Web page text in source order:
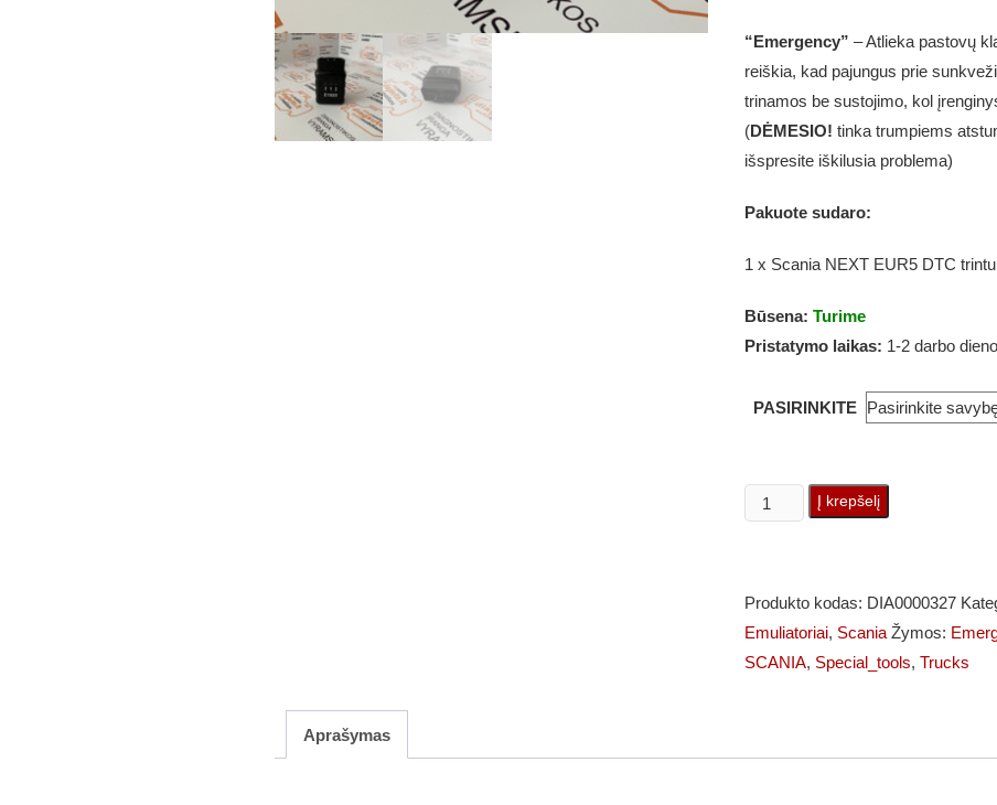
“Emergency” – Atlieka pastovų
reiškia, kad pajungus prie
trinamos be sustojimo, kol
(DĖMESIO! tinka trumpiems
išspresite iškilusia problema)
Pakuote sudaro:
1 x Scania NEXT EUR5 DTC
Būsena: Turime
Pristatymo laikas: 1-2 darbo
PASIRINKITE
produkto
kiekis:
Į krepšelį
Produkto kodas: DIA0000327
Emuliatoriai, Scania Žymos:
SCANIA, Special_tools, Trucks
Aprašymas